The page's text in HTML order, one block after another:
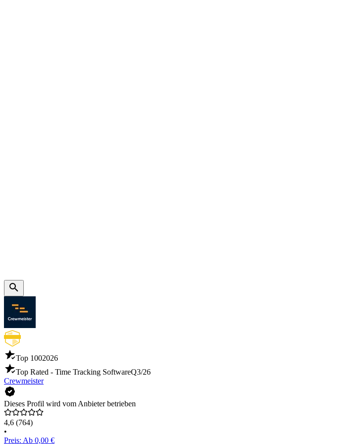
Top 1002026
Top Rated - Time Tracking SoftwareQ3/26
Crewmeister
Dieses Profil wird vom Anbieter betrieben
4,6 (764)
•
Preis: Ab 0,00 €